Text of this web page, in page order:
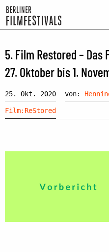
5. Film Restored –
27. Oktober bis 1.
25. Okt. 2020 von:
Film:ReStored